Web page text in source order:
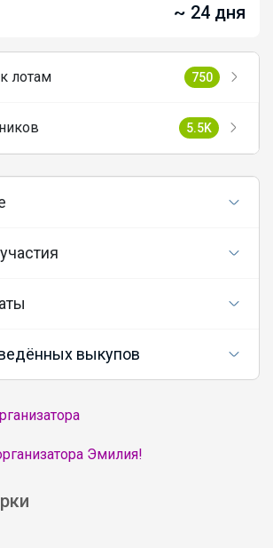
~ 24 дня
лотам 750
5.5K
выкупов
Эмилия!